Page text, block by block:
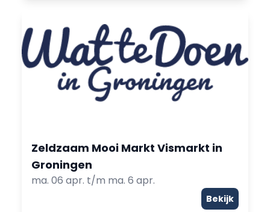
Zeldzaam Mooi Markt Vismarkt in
Groningen
ma. 06 apr. t/m ma. 6 apr.
Bekijk